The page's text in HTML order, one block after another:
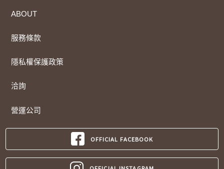
ABOUT
服務條款
隱私權保護政策
洽詢
營運公司
OFFICIAL FACEBOOK